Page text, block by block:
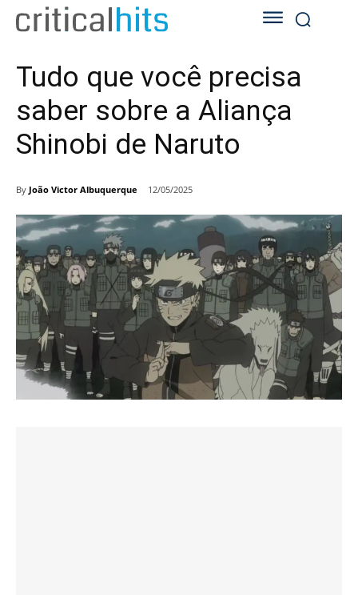
Tudo que você precisa
saber sobre a Aliança
Shinobi de Naruto
By João Victor Albuquerque 12/05/2025